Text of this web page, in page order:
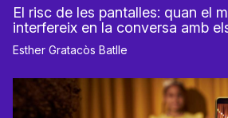
El risc de les pantalles: quan el
interfereix en la conversa amb
Esther Gratacòs Batlle